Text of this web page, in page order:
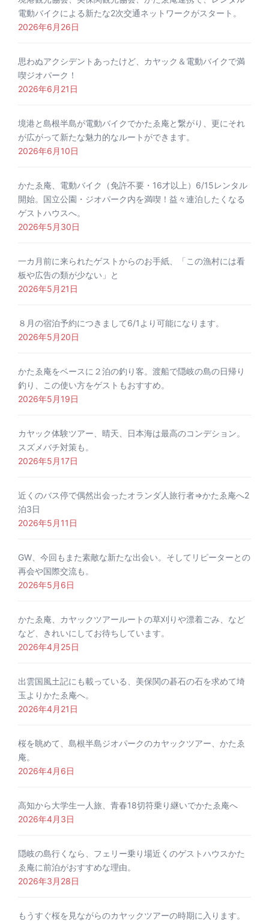
電動バイクによる新たな2次交通ネットワークがスタート。
2026年6月26日
思わぬアクシデントあったけど、カヤック＆電動バイクで満
喫ジオパーク！
2026年6月21日
境港と島根半島が電動バイクでかたゑ庵と繋がり、更にそれ
が広がって新たな魅力的なルートができます。
2026年6月10日
かたゑ庵、電動バイク（免許不要・16才以上）6/15レンタル
開始。国立公園・ジオパーク内を満喫！益々連泊したくなる
ゲストハウスへ。
2026年5月30日
一カ月前に来られたゲストからのお手紙、「この漁村には看
板や広告の類が少ない」と
2026年5月21日
８月の宿泊予約につきまして6/1より可能になります。
2026年5月20日
かたゑ庵をベースに２泊の釣り客。渡船で隠岐の島の日帰り
釣り、この使い方をゲストもおすすめ。
2026年5月19日
カヤック体験ツアー、晴天、日本海は最高のコンデション。
スズメバチ対策も。
2026年5月17日
近くのバス停で偶然出会ったオランダ人旅行者⇒かたゑ庵へ2
泊3日
2026年5月11日
GW、今回もまた素敵な新たな出会い。そしてリピーターとの
再会や国際交流も。
2026年5月6日
かたゑ庵、カヤックツアールートの草刈りや漂着ごみ、など
など、きれいにしてお待ちしています。
2026年4月25日
出雲国風土記にも載っている、美保関の碁石の石を求めて埼
玉よりかたゑ庵へ。
2026年4月21日
桜を眺めて、島根半島ジオパークのカヤックツアー、かたゑ
庵。
2026年4月6日
高知から大学生一人旅、青春18切符乗り継いでかたゑ庵へ
2026年4月3日
隠岐の島行くなら、フェリー乗り場近くのゲストハウスかた
ゑ庵に前泊がおすすめな理由。
2026年3月28日
もうすぐ桜を見ながらのカヤックツアーの時期に入ります。